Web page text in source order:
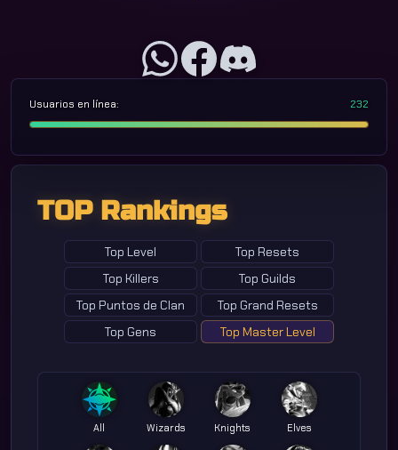
Usuarios en línea: 232
TOP Rankings
Top Level
Top Resets
Top Killers
Top Guilds
Top Puntos de Clan
Top Grand Resets
Top Gens
Top Master Level
All Wizards Knights Elves